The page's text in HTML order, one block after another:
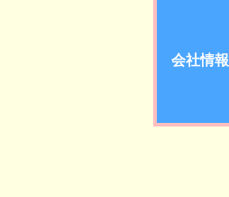
会社情報